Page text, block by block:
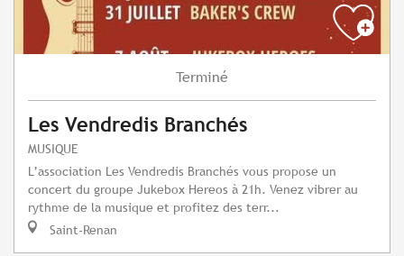
Terminé
Les Vendredis Branchés
MUSIQUE
L’association Les Vendredis Branchés vous propose un
concert du groupe Jukebox Hereos à 21h. Venez vibrer au
rythme de la musique et profitez des terr...
Saint-Renan